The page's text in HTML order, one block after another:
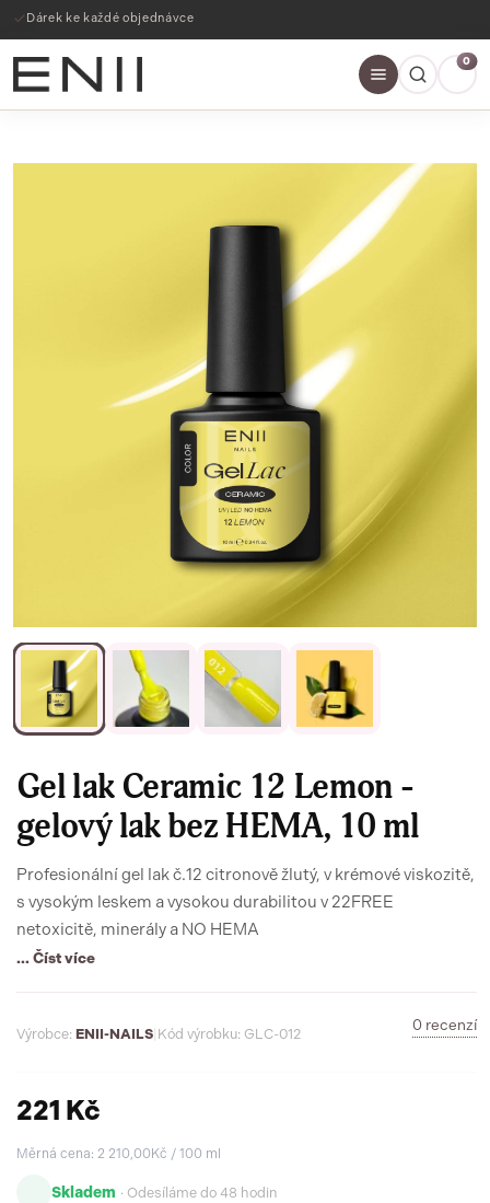
Dárek ke každé objednávce
0
Gel lak Ceramic 12 Lemon -
gelový lak bez HEMA, 10 ml
Profesionální gel lak č.12 citronově žlutý, v krémové viskozitě,
s vysokým leskem a vysokou durabilitou v 22FREE
netoxicitě, minerály a NO HEMA
... Číst více
Výrobce: ENII-NAILS Kód výrobku: GLC-012
0 recenzí
221 Kč
Měrná cena: 2 210,00Kč / 100 ml
Skladem · Odesíláme do 48 hodin